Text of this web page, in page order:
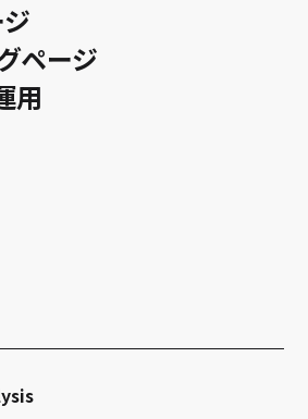
ページ
用